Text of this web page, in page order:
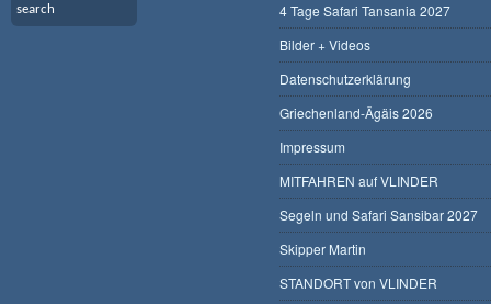
4 Tage Safari Tansania 2027
Bilder + Videos
Datenschutzerklärung
Griechenland-Ägäis 2026
Impressum
MITFAHREN auf VLINDER
Segeln und Safari Sansibar 2027
Skipper Martin
STANDORT von VLINDER